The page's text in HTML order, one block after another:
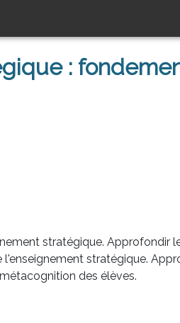
:
stratégique. Approfondir
stratégique.
des élèves.